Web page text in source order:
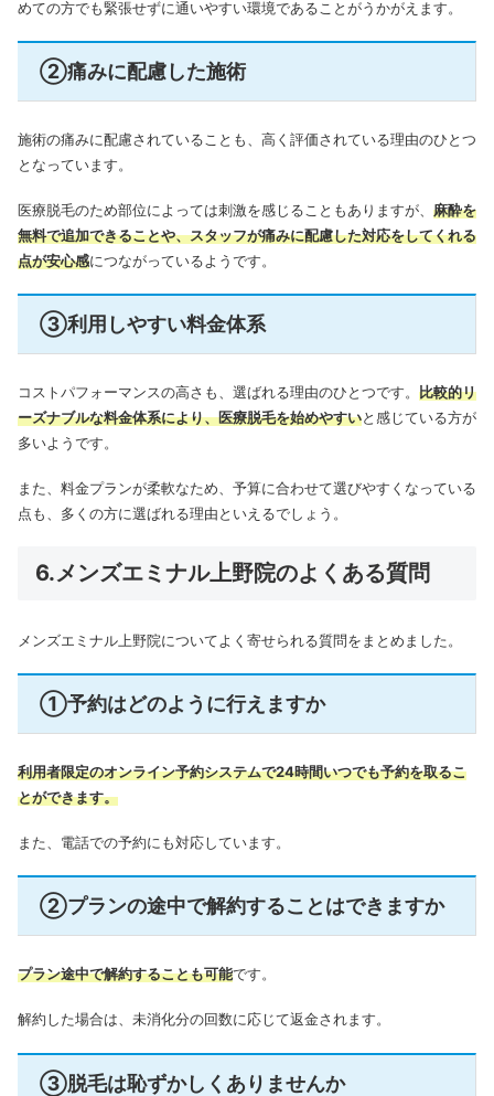
めての方でも緊張せずに通いやすい環境であることがうかがえます。
②痛みに配慮した施術
施術の痛みに配慮されていることも、高く評価されている理由のひとつ
となっています。
医療脱毛のため部位によっては刺激を感じることもありますが、 麻酔を
無料で追加できることや、スタッフが痛みに配慮した対応をしてくれる
点が安心感につながっているようです。
③利用しやすい料金体系
コストパフォーマンスの高さも、選ばれる理由のひとつです。 比較的リ
ーズナブルな料金体系により、医療脱毛を始めやすいと感じている方が
多いようです。
また、料金プランが柔軟なため、予算に合わせて選びやすくなっている
点も、多くの方に選ばれる理由といえるでしょう。
6.メンズエミナル上野院のよくある質問
メンズエミナル上野院についてよく寄せられる質問をまとめました。
①予約はどのように行えますか
利用者限定のオンライン予約システムで24時間いつでも予約を取るこ
とができます。
また、電話での予約にも対応しています。
②プランの途中で解約することはできますか
プラン途中で解約することも可能です。
解約した場合は、未消化分の回数に応じて返金されます。
③脱毛は恥ずかしくありませんか